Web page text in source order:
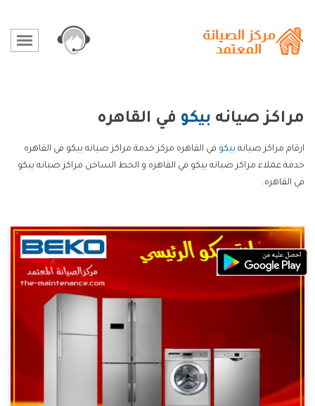
مراكز صيانه بيكو في القاهره
ارقام مراكز صيانه بيكو في القاهره مركز خدمة مراكز صيانه بيكو في القاهره
خدمة عملاء مراكز صيانه بيكو في القاهره و الخط الساخن مراكز صيانه بيكو
في القاهره.